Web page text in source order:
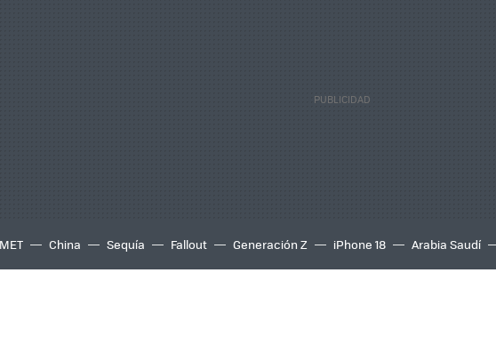
China Sequía Fallout Generación Z iPhone 18 Arabia Saudí